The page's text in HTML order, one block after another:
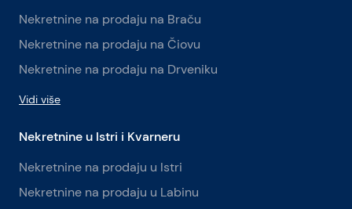
Nekretnine na prodaju na Braču
Nekretnine na prodaju na Čiovu
Nekretnine na prodaju na Drveniku
Vidi više
Nekretnine u Istri i Kvarneru
Nekretnine na prodaju u Istri
Nekretnine na prodaju u Labinu